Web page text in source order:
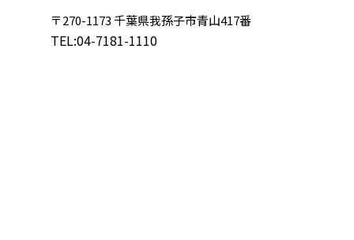
〒270-1173 千葉県我孫子市青山417番
TEL:04-7181-1110